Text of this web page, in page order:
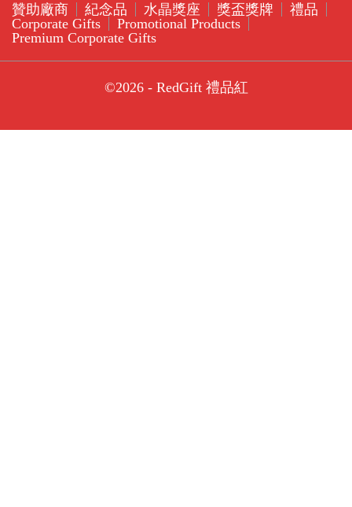
贊助廠商 紀念品 水晶獎座 獎盃獎牌
禮品
Corporate Gifts
Promotional Products
Premium Corporate Gifts
©2026 - RedGift 禮品紅